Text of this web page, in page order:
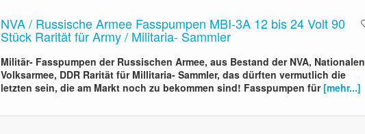
NVA / Russische Armee Fasspumpen MBI-3A 12 bis 24 Volt 90
Stück Rarität für Army / Militaria- Sammler
Militär- Fasspumpen der Russischen Armee, aus Bestand der NVA, Nationalen
Volksarmee, DDR Rarität für Millitaria- Sammler, das dürften vermutlich die
letzten sein, die am Markt noch zu bekommen sind! Fasspumpen für [mehr...]